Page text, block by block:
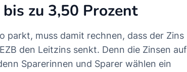
zu 3,50 Prozent
parkt, muss damit rechnen, dass der Zins
den Leitzins senkt. Denn die Zinsen auf
Sparerinnen und Sparer wählen ein